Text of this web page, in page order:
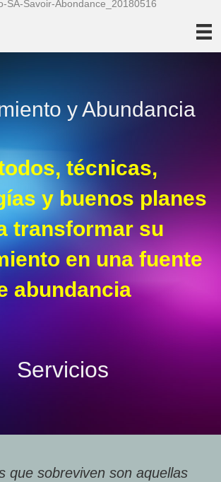
y Abundancia
técnicas,
y buenos planes
transformar su
en una fuente
abundancia
Servicios
que sobreviven son aquellas